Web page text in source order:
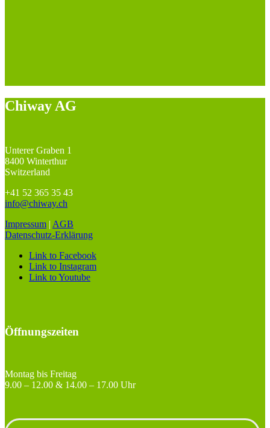
Chiway AG
Unterer Graben 1
8400 Winterthur
Switzerland
+41 52 365 35 43
info@chiway.ch
Impressum | AGB
Datenschutz-Erklärung
Link to Facebook
Link to Instagram
Link to Youtube
Öffnungszeiten
Montag bis Freitag
9.00 – 12.00 & 14.00 – 17.00 Uhr